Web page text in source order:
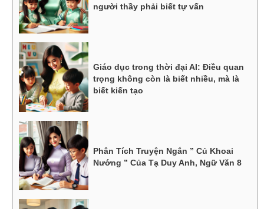
người thầy phải biết tự vấn
Giáo dục trong thời đại AI: Điều quan
trọng không còn là biết nhiều, mà là
biết kiến tạo
Phân Tích Truyện Ngắn ” Củ Khoai
Nướng ” Của Tạ Duy Anh, Ngữ Văn 8